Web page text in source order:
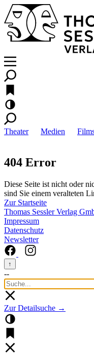
Theater Medien
404 Error
Diese Seite ist nicht oder
sind Sie einem veralteten
Zur Startseite
Thomas Sessler Verlag
Impressum
Datenschutz
Newsletter
↑
--
Zur Detailsuche →